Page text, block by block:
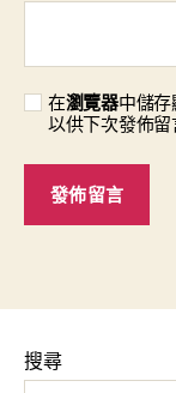
在瀏覽器中儲存
以供下次發佈留
搜尋